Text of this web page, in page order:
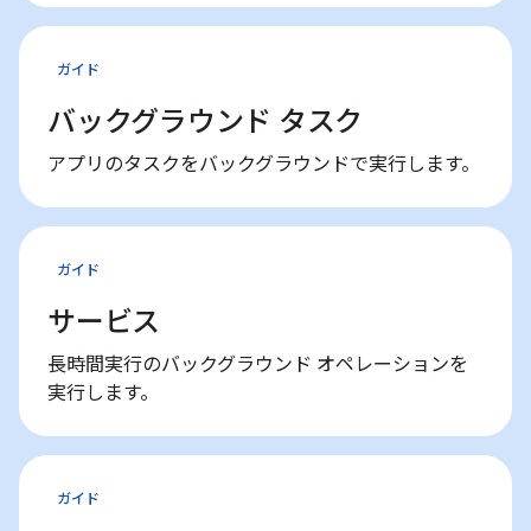
ガイド
バックグラウンド タスク
アプリのタスクをバックグラウンドで実行します。
ガイド
サービス
長時間実行のバックグラウンド オペレーションを
実行します。
ガイド